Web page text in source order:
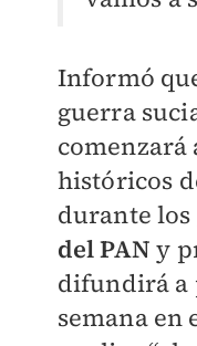
Informó
guerra
históricos
durante los
del PAN y
difundirá a
semana en